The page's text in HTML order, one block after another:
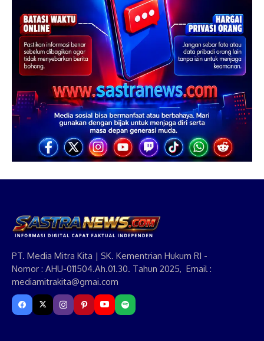
PT. Media Mitra Kita | SK. Kementrian Hukum RI -
Nomor : AHU-011504.Ah.01.30. Tahun 2025, Email :
mediamitrakita@gmai.com